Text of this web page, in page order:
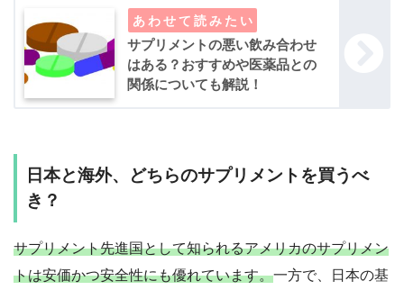
サプリメントの悪い飲み合わせ
はある？おすすめや医薬品との
関係についても解説！
日本と海外、どちらのサプリメントを買うべ
き？
サプリメント先進国として知られるアメリカのサプリメン
トは安価かつ安全性にも優れています。一方で、日本の基